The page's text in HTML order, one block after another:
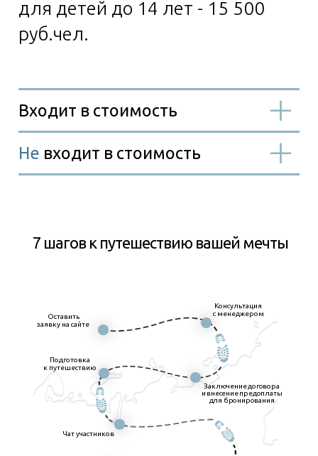
7 шагов к путешествию вашей мечты
Подготовка
к путешествию
Оставить
заявку на сайте
Чат участников
Консультация
с менеджером
Заключение договора
и внесение предоплаты
для бронирования